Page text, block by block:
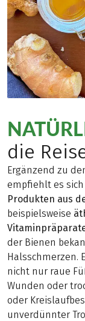
die
Ergänzend zu
empfiehlt es
Produkten aus
beispielsweise
der Bienen
Halsschmerzen.
nicht nur raue
Wunden oder
oder
unverdünnter